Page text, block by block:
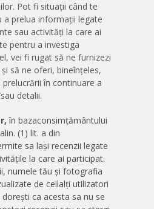
Pot fi situații când te
prelua informații legate
sau activități la care ai
pentru a investiga
vei fi rugat să ne furnizezi
să ne oferi, bineînțeles,
în continuare a
detalii.
în bazaconsimțământului
(1) lit. a din
sa lași recenzii legate
la care ai participat.
numele tău și fotografia
de ceilalți utilizatori
ca acesta sa nu se